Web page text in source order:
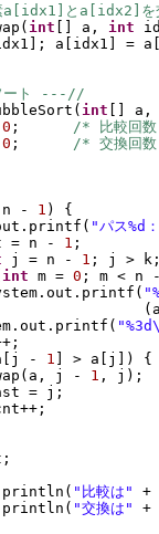
a[idx1]とa[idx2]
( int a, int
; a idx1 = a
ート ---//
( int a,
0 ;
/* 比較回
0 ;
/* 交換回
n - 1 ) {
( "パス%d
= n - 1
j = n - 1 ; j >
int m = 0 ; m < n
(
( a
(
j - 1 > a j
]) {
( a, j - 1 , j ) ;
= j;
( "比較は" +
( "交換は" +